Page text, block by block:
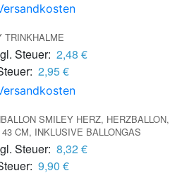
TRINKHALME
Steuer: 2,48 €
2,95 €
SMILEY HERZ, HERZBALLON,
CM, INKLUSIVE BALLONGAS
Steuer: 8,32 €
9,90 €